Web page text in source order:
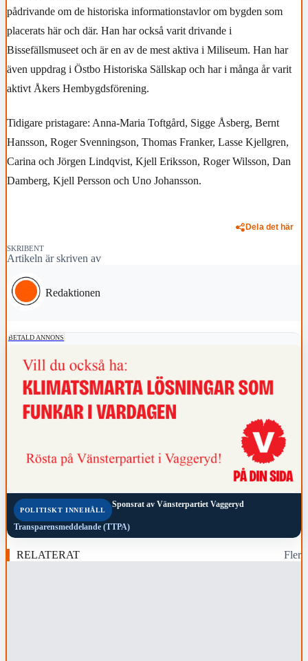
pådrivande om de historiska informationstavlor om bygden som
placerats här och där. Han har också varit drivande i
Bissefällsmuseet och är en av de mest aktiva i Miliseum. Han har
även uppdrag i Östbo Historiska Sällskap och har i många år varit
aktivt Åkers Hembygdsförening.
Tidigare pristagare: Anna-Maria Toftgård, Sigge Åsberg, Bernt
Hansson, Roger Svenningson, Thomas Franker, Lasse Kjellgren,
Carina och Jörgen Lindqvist, Kjell Eriksson, Roger Wilsson, Dan
Damberg, Kjell Persson och Uno Johansson.
Dela det här
SKRIBENT
Artikeln är skriven av
Redaktionen
BETALD ANNONS
POLITISKT INNEHÅLL
Sponsrat av Vänsterpartiet Vaggeryd
Transparensmeddelande (TTPA)
RELATERAT Fler